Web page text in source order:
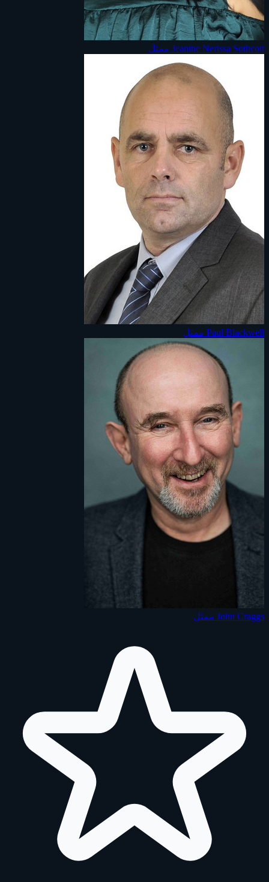
Jeanine Nerissa Sothcott ممثل
Paul Blackwell ممثل
John Craggs ممثل